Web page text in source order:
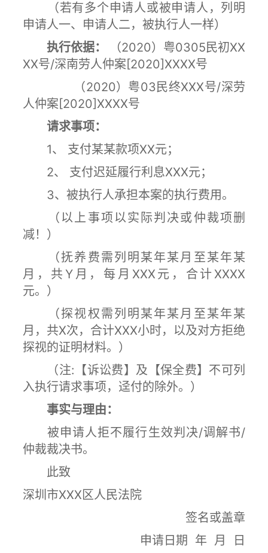
（若有多个申请人或被申请人，列明
申请人一、申请人二，被执行人一样）
执行依据：
（2020）粤0305民初XX
XX号/深南劳人仲案[2020]XXXX号
（2020）粤03民终XXX号/深劳
人仲案[2020]XXXX号
请求事项：
1、
支付某某款项XX元；
2、
支付迟延履行利息XXX元；
3、被执行人承担本案的执行费用。
（以上事项以实际判决或仲裁项删
减！）
（抚养费需列明某年某月至某年某
月，共Y月，每月XXX元，合计XXXX
元。）
（探视权需列明某年某月至某年某
月，共X次，合计XXX小时，以及对方拒绝
探视的证明材料。）
（注:【诉讼费】及【保全费】不可列
入执行请求事项，迳付的除外。）
事实与理由：
被申请人拒不履行生效判决/调解书/
仲裁裁决书。
此致
深圳市XXX区人民法院
签名或盖章
申请日期 年 月 日